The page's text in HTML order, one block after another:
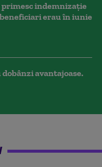
indemnizaţie
erau în iunie
avantajoase.